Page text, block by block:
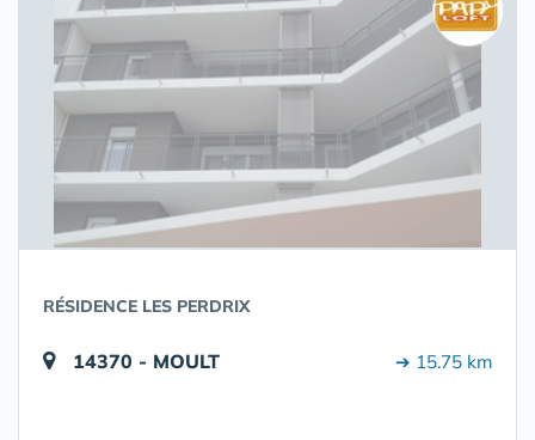
RÉSIDENCE LES PERDRIX
14370 - MOULT ➔ 15.75 km